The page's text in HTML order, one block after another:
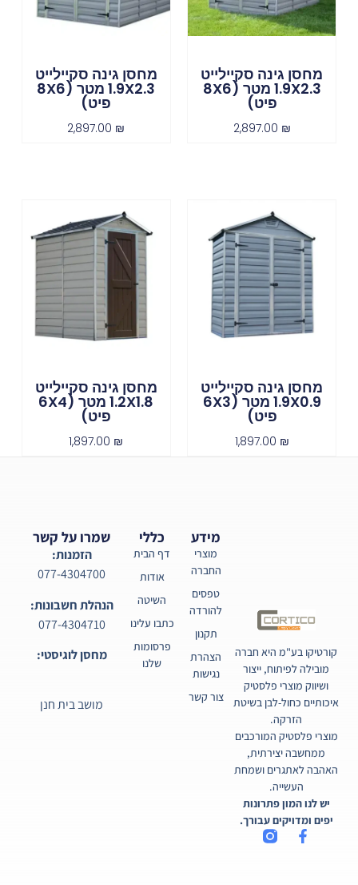
מחסן גינה סקיילייט
1.9X2.3 מטר (8X6
פיט)
2,897.00 ₪
מחסן גינה סקיילייט
1.9X2.3 מטר (8X6
פיט)
2,897.00 ₪
מחסן גינה סקיילייט
1.9X0.9 מטר (6X3
פיט)
1,897.00 ₪
מחסן גינה סקיילייט
1.2X1.8 מטר (6X4
פיט)
1,897.00 ₪
קורטיקו בע"מ היא חברה
מובילה לפיתוח, ייצור
ושיווק מוצרי פלסטיק
איכותיים כחול-לבן בשיטת
הזרקה.
מוצרי פלסטיק המורכבים
ממחשבה יצירתית,
האהבה לאתגרים ושמחת
העשייה.
יש לנו המון פתרונות
יפים ומדויקים עבורך.
כללי
דף הבית
אודות
השיטה
כתבו עלינו
פרסומות
שלנו
מידע
מוצרי
החברה
טפסים
להורדה
תקנון
הצהרת
נגישות
צור קשר
שמרו על קשר
הזמנות:
077-4304700
הנהלת חשבונות:
077-4304710
מחסן לוגיסטי:
מושב בית חנן